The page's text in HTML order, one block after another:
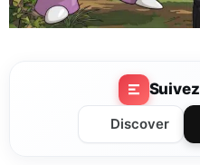
Suivez
Discover